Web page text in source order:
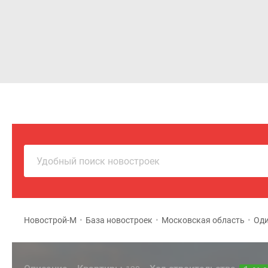
Удобный поиск новостроек
Новострой-М • База новостроек • Московская область •